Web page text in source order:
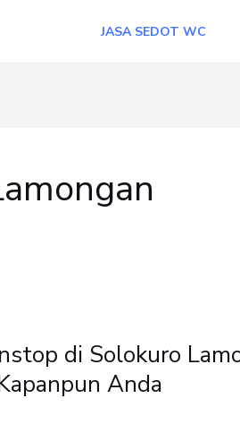
JASA SEDOT WC
di Solokuro
Anda